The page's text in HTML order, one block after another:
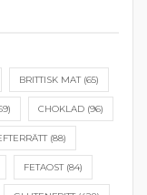
BRITTISK MAT(65)
CHOKLAD (96)
(88)
FETAOST(84)